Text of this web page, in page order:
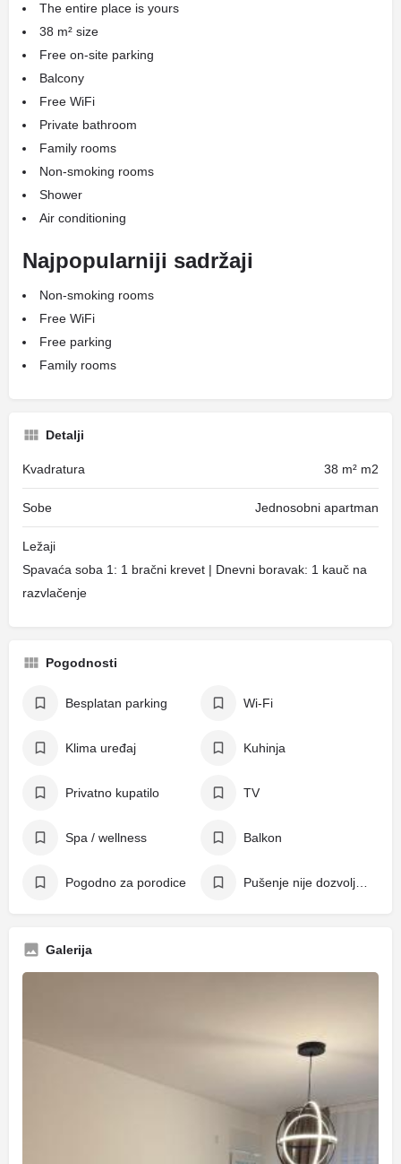
The entire place is yours
38 m² size
Free on-site parking
Balcony
Free WiFi
Private bathroom
Family rooms
Non-smoking rooms
Shower
Air conditioning
Najpopularniji sadržaji
Non-smoking rooms
Free WiFi
Free parking
Family rooms
Detalji
Kvadratura 38 m² m2
Sobe Jednosobni apartman
Ležaji
Spavaća soba 1: 1 bračni krevet | Dnevni boravak: 1 kauč na
razvlačenje
Pogodnosti
Besplatan parking Wi-Fi
Klima uređaj Kuhinja
Privatno kupatilo TV
Spa / wellness Balkon
Pogodno za porodice
Galerija